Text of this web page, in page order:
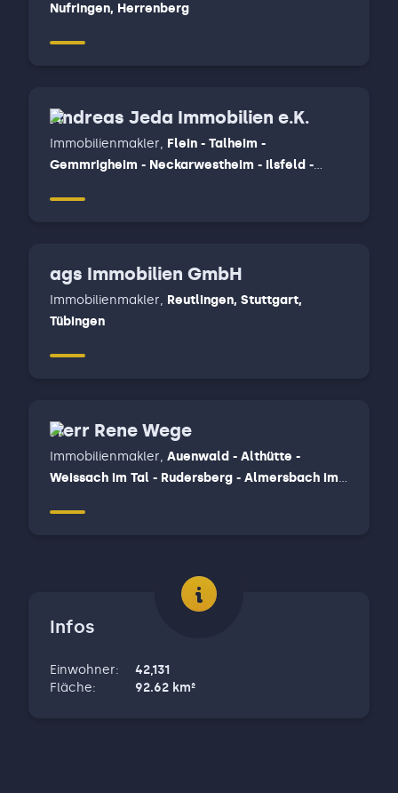
Nufringen, Herrenberg
Andreas Jeda Immobilien e.K.
Immobilienmakler, Flein - Talheim -
Gemmrigheim - Neckarwestheim - Ilsfeld -
ags Immobilien GmbH
Immobilienmakler, Reutlingen, Stuttgart,
Tübingen
Herr Rene Wege
Immobilienmakler, Auenwald - Althütte -
Weissach im Tal - Rudersberg - Almersbach im
Infos
Einwohner:
42,131
Fläche: 92.62 km²